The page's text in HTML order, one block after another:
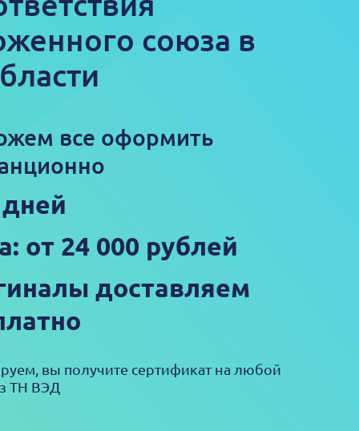
союза в
все оформить
от 24 000 рублей
доставляем
вы получите сертификат на любой
ТН ВЭД